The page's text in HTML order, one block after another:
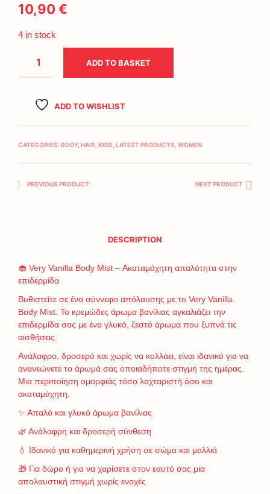
10,90 €
4 in stock
ADD TO BASKET
ADD TO WISHLIST
CATEGORIES: BODY, HAIR KIDS LATEST PRODUCTS WOMEN
PREVIOUS PRODUCT NEXT PRODUCT
DESCRIPTION
🧁 Very Vanilla Body Mist – Ακαταμάχητη απαλότητα στην
επιδερμίδα
Βυθιστείτε σε ένα σύννεφο απόλαυσης με το Very Vanilla
Body Mist. Το κρεμώδες άρωμα βανίλιας αγκαλιάζει την
επιδερμίδα σας με ένα γλυκό, ζεστό άρωμα που ξυπνά τις
αισθήσεις.
Ανάλαφρο, δροσερό και χωρίς να κολλάει, είναι ιδανικό για να
ανανεώνετε το άρωμά σας οποιαδήποτε στιγμή της ημέρας.
Μια περιποίηση ομορφιάς τόσο λαχταριστή όσο και
ακαταμάχητη.
✨ Απαλό και γλυκό άρωμα βανίλιας
🌿 Ανάλαφρη και δροσερή σύνθεση
💧 Ιδανικό για καθημερινή χρήση σε σώμα και μαλλιά
🎁 Για δώρο ή για να χαρίσετε στον εαυτό σας μια
απολαυστική στιγμή χωρίς ενοχές